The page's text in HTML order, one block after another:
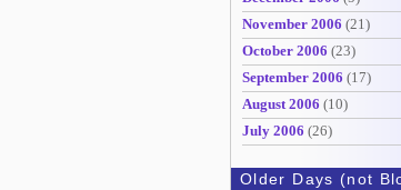
November 2006 (21)
October 2006 (23)
September 2006 (17)
August 2006 (10)
July 2006 (26)
Older Days (not